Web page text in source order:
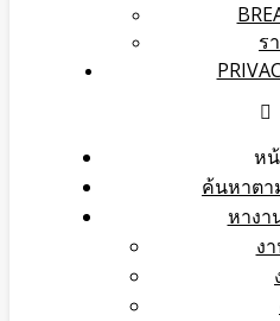
ร
ห
ค้นหาต
หางา
ง